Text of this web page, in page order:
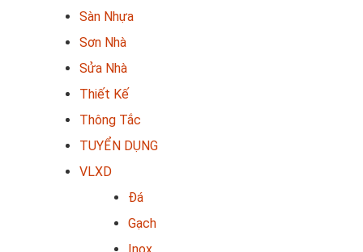
Sàn Nhựa
Sơn Nhà
Sửa Nhà
Thiết Kế
Thông Tắc
TUYỂN DỤNG
VLXD
Đá
Gạch